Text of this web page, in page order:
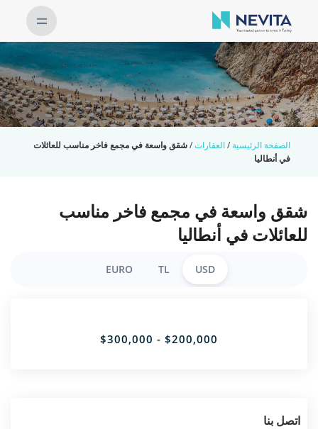
الصفحة الرئيسية /العقارات/شقق واسعة في مجمع فاخر مناسب للعائلات
في أنطاليا
شقق واسعة في مجمع فاخر مناسب
للعائلات في أنطاليا
USD
TL
EURO
$200,000 - $300,000
اتصل بنا